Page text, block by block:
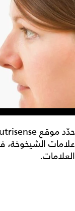
علامات الشيخوخة،
العلامات.